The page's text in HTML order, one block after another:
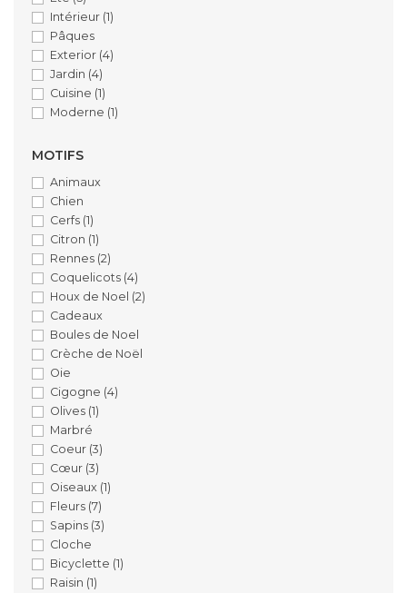
Intérieur (1)
Pâques
Exterior (4)
Jardin (4)
Cuisine (1)
Moderne (1)
MOTIFS
Animaux
Chien
Cerfs (1)
Citron (1)
Rennes (2)
Coquelicots (4)
Houx de Noel (2)
Cadeaux
Boules de Noel
Crèche de Noël
Oie
Cigogne (4)
Olives (1)
Marbré
Coeur (3)
Cœur (3)
Oiseaux (1)
Fleurs (7)
Sapins (3)
Cloche
Bicyclette (1)
Raisin (1)